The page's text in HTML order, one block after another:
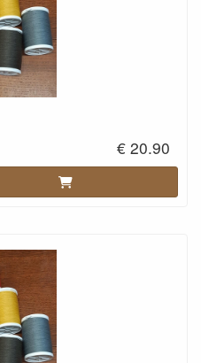
€ 20.90